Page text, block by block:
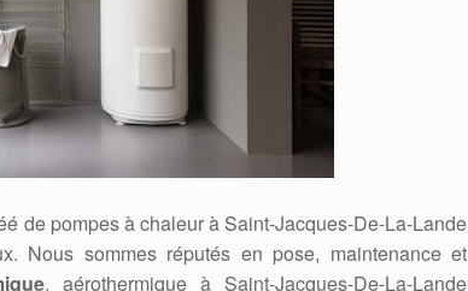
de pompes à chaleur à Saint-Jacques-De-La-Lande
Nous sommes réputés en pose, maintenance et
, aérothermique à Saint-Jacques-De-La-Lande